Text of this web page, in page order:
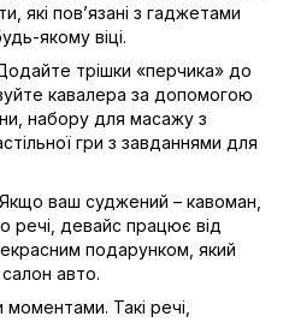
які пов’язані з гаджетами
якому віці.
трішки «перчика» до
кавалера за допомогою
набору для масажу з
гри з завданнями для
ваш суджений – кавоман,
речі, девайс працює від
подарунком, який
авто.
Такі речі,